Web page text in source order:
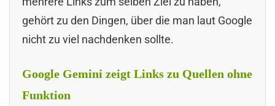
gehört zu den Dingen, über die man laut Google
nicht zu viel nachdenken sollte.
Google Gemini zeigt Links zu Quellen ohne
Funktion